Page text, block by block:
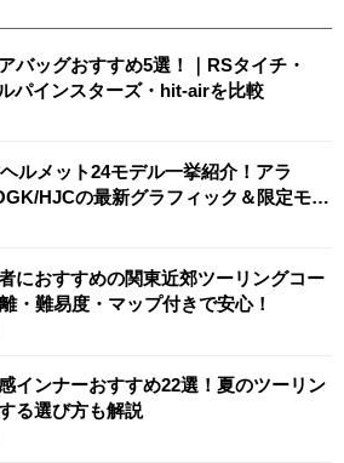
バッグおすすめ5選！｜RSタイチ・
パインスターズ・hit-airを比較
ルメット24モデル一挙紹介！アラ
HJCの最新グラフィック＆限定モデ
におすすめの関東近郊ツーリングコー
・難易度・マップ付きで安心！
インナーおすすめ22選！夏のツーリン
る選び方も解説